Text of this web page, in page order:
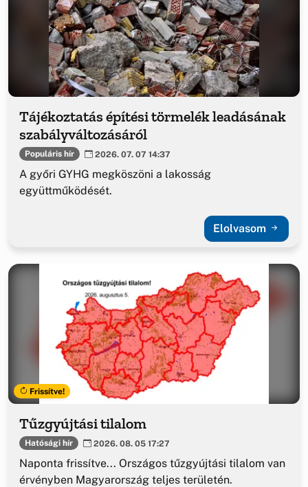
Tájékoztatás építési törmelék leadásának
szabályváltozásáról
Populáris hír 2026. 07. 07 14:37
A győri GYHG megköszöni a lakosság
együttműködését.
Elolvasom
Frissítve!
Tűzgyújtási tilalom
Hatósági hír 2026. 08. 05 17:27
Naponta frissítve... Országos tűzgyújtási tilalom van
érvényben Magyarország teljes területén.